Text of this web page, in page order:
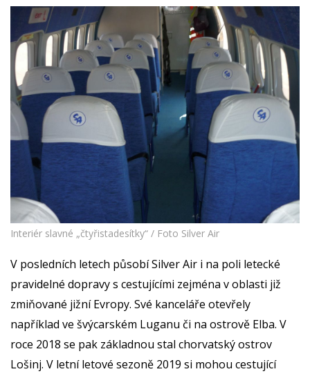
Interiér slavné „čtyřistadesítky“ / Foto Silver Air
V posledních letech působí Silver Air i na poli letecké
pravidelné dopravy s cestujícími zejména v oblasti již
zmiňované jižní Evropy. Své kanceláře otevřely
například ve švýcarském Luganu či na ostrově Elba. V
roce 2018 se pak základnou stal chorvatský ostrov
Lošinj. V letní letové sezoně 2019 si mohou cestující